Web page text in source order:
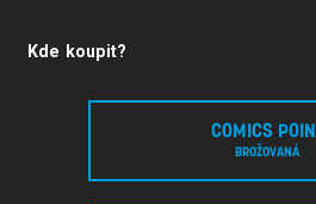
Kde koupit?
COMICS
BROŽOVANÁ